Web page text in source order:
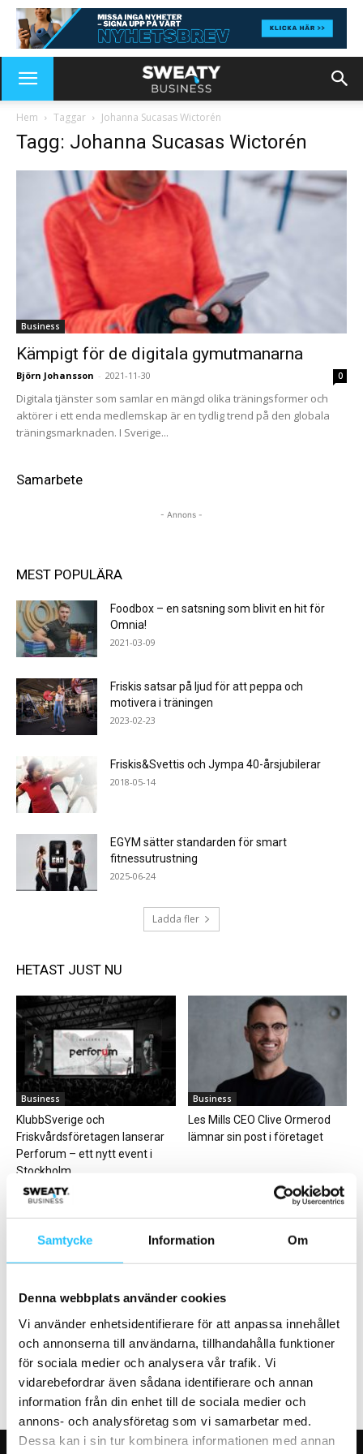
Samtycke Information Om
Denna webbplats använder cookies
Vi använder enhetsidentifierare för att anpassa innehållet
och annonserna till användarna, tillhandahålla funktioner
för sociala medier och analysera vår trafik. Vi
vidarebefordrar även sådana identifierare och annan
information från din enhet till de sociala medier och
annons- och analysföretag som vi samarbetar med.
Dessa kan i sin tur kombinera informationen med annan
Hem Taggar Johanna Sucasas Wictorén
Tagg: Johanna Sucasas Wictorén
Business
Kämpigt för de digitala gymutmanarna
Björn Johansson - 2021-11-30 0
Digitala tjänster som samlar en mängd olika träningsformer och
aktörer i ett enda medlemskap är en tydlig trend på den globala
träningsmarknaden. I Sverige...
Samarbete
- Annons -
MEST POPULÄRA
Foodbox – en satsning som blivit en hit för
Omnia!
2021-03-09
Friskis satsar på ljud för att peppa och
motivera i träningen
2023-02-23
Friskis&Svettis och Jympa 40-årsjubilerar
2018-05-14
EGYM sätter standarden för smart
fitnessutrustning
2025-06-24
Ladda fler
HETAST JUST NU
Business
KlubbSverige och
Friskvårdsföretagen lanserar
Perforum ­– ett nytt event i
Stockholm...
Business
Les Mills CEO Clive Ormerod
lämnar sin post i företaget
Barns idrottande blir allt dyrare
– kostnaderna har ökat med
68...
Minutus sticker ut på Lidingö
med hjälp av Sensopro Luna